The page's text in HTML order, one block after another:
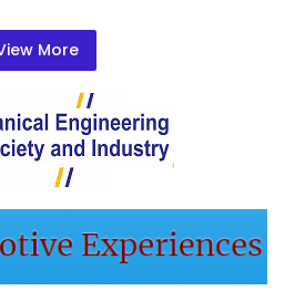
More